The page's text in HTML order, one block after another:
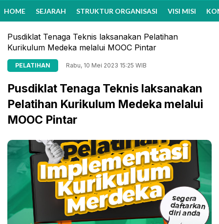
HOME SEJARAH STRUKTUR ORGANISASI VISI MISI
Pusdiklat Tenaga Teknis laksanakan Pelatihan
Kurikulum Medeka melalui MOOC Pintar
PELATIHAN Rabu, 10 Mei 2023 15:25 WIB
Pusdiklat Tenaga Teknis laksanakan
Pelatihan Kurikulum Medeka melalui
MOOC Pintar